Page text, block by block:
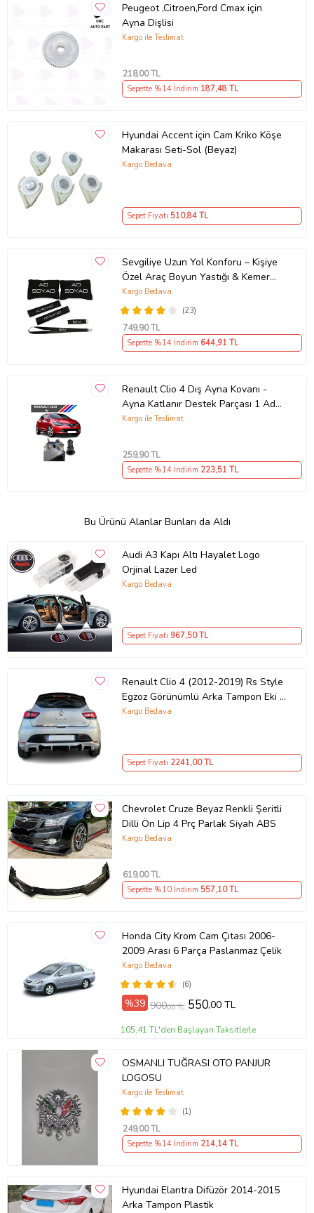
Peugeot ,Citroen,Ford Cmax için
Ayna Dişlisi
Kargo ile Teslimat
218,00 TL
Sepette %14 İndirim 187,48 TL
Hyundai Accent için Cam Kriko Köşe
Makarası Seti-Sol (Beyaz)
Kargo Bedava
Sepet Fiyatı 510,84 TL
Sevgiliye Uzun Yol Konforu – Kişiye
Özel Araç Boyun Yastığı & Kemer
Pedi Hediye Seti
(23)
Kargo Bedava
749,90 TL
Sepette %14 İndirim 644,91 TL
Renault Clio 4 Dış Ayna Kovanı -
Ayna Katlanır Destek Parçası 1 Adet
490307706 M3625
Kargo ile Teslimat
259,90 TL
Sepette %14 İndirim 223,51 TL
Bu Ürünü Alanlar Bunları da Aldı
Audi A3 Kapı Altı Hayalet Logo
Orjinal Lazer Led
Kargo Bedava
Sepet Fiyatı 967,50 TL
Renault Clio 4 (2012-2019) Rs Style
Egzoz Görünümlü Arka Tampon Eki -
Difüzör (Plastik)
Kargo Bedava
Sepet Fiyatı 2241,00 TL
Chevrolet Cruze Beyaz Renkli Şeritli
Dilli Ön Lip 4 Prç Parlak Siyah ABS
Kargo Bedava
619,00 TL
Sepette %10 İndirim 557,10 TL
Honda City Krom Cam Çıtası 2006-
2009 Arası 6 Parça Paslanmaz Çelik
(6)
Kargo Bedava
%39 900,00 TL 550,00 TL
105,41 TL'den Başlayan Taksitlerle
OSMANLI TUĞRASI OTO PANJUR
LOGOSU
(1)
Kargo ile Teslimat
249,00 TL
Sepette %14 İndirim 214,14 TL
Hyundai Elantra Difüzör 2014-2015
Arka Tampon Plastik